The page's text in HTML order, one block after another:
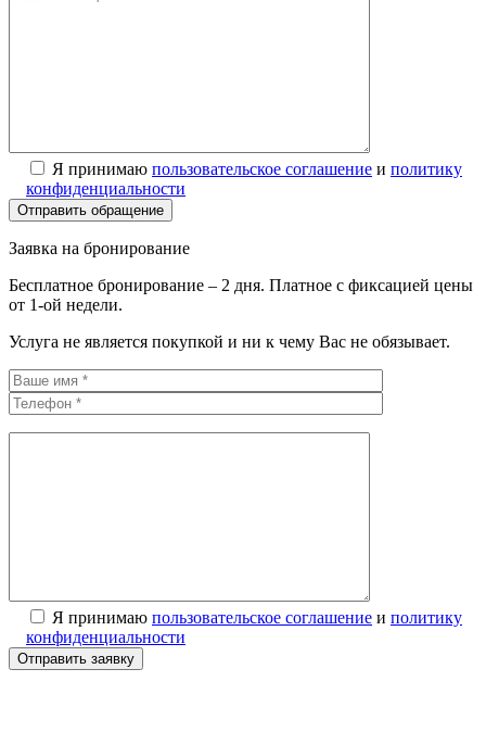
Я принимаю пользовательское соглашение и политику
конфиденциальности
Заявка на бронирование
Бесплатное бронирование – 2 дня. Платное с фиксацией цены
от 1-ой недели.
Услуга не является покупкой и ни к чему Вас не обязывает.
Я принимаю пользовательское соглашение и политику
конфиденциальности